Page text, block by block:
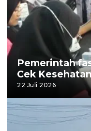
Pemerintah
Cek
22 Juli 2026